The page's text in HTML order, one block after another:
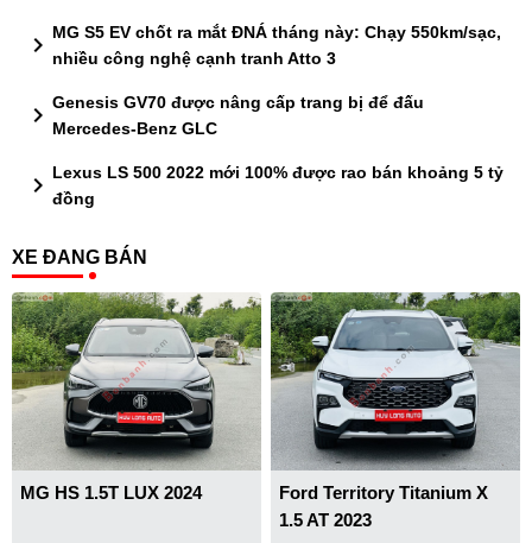
chevron_right MG S5 EV chốt ra mắt ĐNÁ tháng này: Chạy 550km/sạc,
nhiều công nghệ cạnh tranh Atto 3
chevron_right Genesis GV70 được nâng cấp trang bị để đấu
Mercedes-Benz GLC
chevron_right Lexus LS 500 2022 mới 100% được rao bán khoảng 5 tỷ
đồng
XE ĐANG BÁN
MG HS 1.5T LUX 2024
Ford Territory Titanium X
1.5 AT 2023